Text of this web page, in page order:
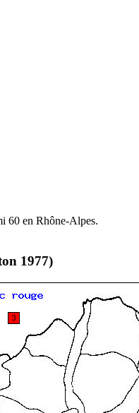
60 en Rhône-Alpes.
1977)